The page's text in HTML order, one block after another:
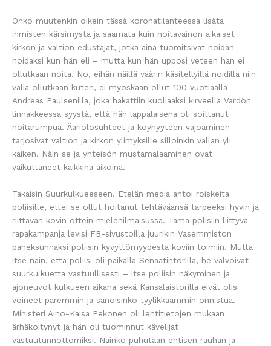
Onko muutenkin oikein tässä koronatilanteessa lisätä
ihmisten kärsimystä ja saarnata kuin noitavainon aikaiset
kirkon ja valtion edustajat, jotka aina tuomitsivat noidan
noidaksi kun hän eli – mutta kun hän upposi veteen hän ei
ollutkaan noita. No, eihän näillä väärin käsitellyillä noidilla niin
väliä ollutkaan kuten, ei myöskään ollut 100 vuotiaalla
Andreas Paulsenilla, joka hakattiin kuoliaaksi kirveellä Vardön
linnakkeessa syystä, että hän lappalaisena oli soittanut
noitarumpua. Ääriolosuhteet ja köyhyyteen vajoaminen
tarjosivat valtion ja kirkon ylimyksille silloinkin vallan yli
kaiken. Näin se ja yhteisön mustamalaaminen ovat
vaikuttaneet kaikkina aikoina.
Takaisin Suurkulkueeseen. Etelän media antoi roiskeita
poliisille, ettei se ollut hoitanut tehtäväänsä tarpeeksi hyvin ja
riittävän kovin ottein mielenilmaisussa. Tämä polisiin liittyvä
rapakampanja levisi FB-sivustoilla juurikin Vasemmiston
paheksunnaksi poliisin kyvyttömyydestä koviin toimiin. Mutta
itse näin, että poliisi oli paikalla Senaatintorilla, he valvoivat
suurkulkuetta vastuullisesti – itse poliisin näkyminen ja
ajoneuvot kulkueen aikana sekä Kansalaistorilla eivät olisi
voineet paremmin ja sanoisinko tyylikkäämmin onnistua.
Ministeri Aino-Kaisa Pekonen oli lehtitietojen mukaan
ärhäköitynyt ja hän oli tuominnut kävelijät
vastuutunnottomiksi. Näinkö puhutaan entisen rauhan ja